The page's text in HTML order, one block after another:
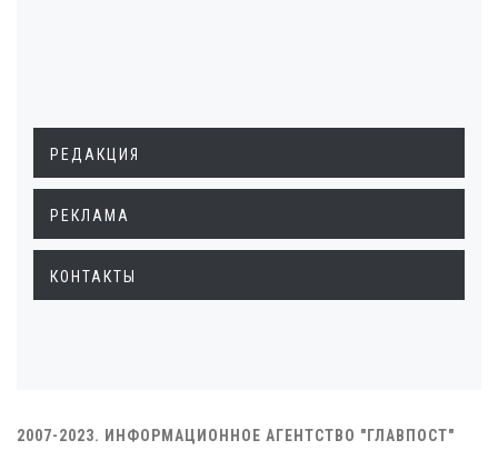
РЕДАКЦИЯ
РЕКЛАМА
КОНТАКТЫ
2007-2023. ИНФОРМАЦИОННОЕ АГЕНТСТВО "ГЛАВПОСТ"